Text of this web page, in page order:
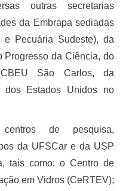
outras secretarias
da Embrapa sediadas
e Pecuária Sudeste), da
Progresso da Ciência, do
São Carlos, da
dos Estados Unidos no
de pesquisa,
da UFSCar e da USP
tais como: o Centro de
em Vidros (CeRTEV);